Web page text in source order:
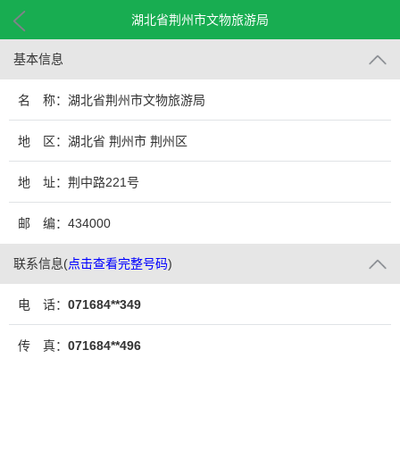
湖北省荆州市文物旅游局
基本信息
名 称：湖北省荆州市文物旅游局
地 区：湖北省 荆州市 荆州区
地 址：荆中路221号
邮 编：434000
联系信息(点击查看完整号码)
电 话： 071684**349
传 真： 071684**496